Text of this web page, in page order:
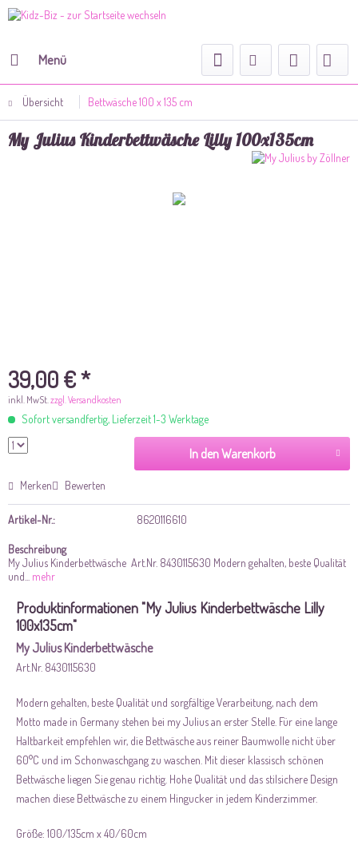
Menü
Übersicht Bettwäsche 100 x 135 cm
My Julius Kinderbettwäsche Lilly 100x135cm
39,00 € *
inkl. MwSt.zzgl. Versandkosten
Sofort versandfertig, Lieferzeit 1-3 Werktage
In den Warenkorb
Merken Bewerten
Artikel-Nr.: 8620116610
Beschreibung
My Julius Kinderbettwäsche Art.Nr. 8430115630 Modern gehalten, beste Qualität
und...
mehr
Produktinformationen "My Julius Kinderbettwäsche Lilly
100x135cm"
My Julius Kinderbettwäsche
Art.Nr. 8430115630
Modern gehalten, beste Qualität und sorgfältige Verarbeitung, nach dem
Motto made in Germany stehen bei my Julius an erster Stelle. Für eine lange
Haltbarkeit empfehlen wir, die Bettwäsche aus reiner Baumwolle nicht über
60°C und im Schonwaschgang zu waschen. Mit dieser klassisch schönen
Bettwäsche liegen Sie genau richtig. Hohe Qualität und das stilsichere Design
machen diese Bettwäsche zu einem Hingucker in jedem Kinderzimmer.
Größe: 100/135cm x 40/60cm